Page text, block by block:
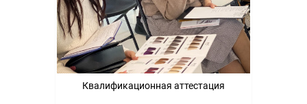
Квалификационная аттестация